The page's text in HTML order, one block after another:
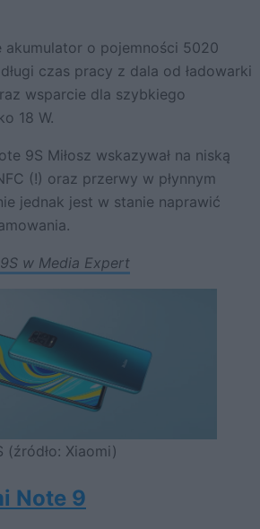
akumulator o pojemności 5020
czas pracy z dala od ładowarki
wsparcie dla szybkiego
18 W.
9S Miłosz wskazywał na niską
(!) oraz przerwy w płynnym
jednak jest w stanie naprawić
w Media Expert
(źródło: Xiaomi)
Note 9